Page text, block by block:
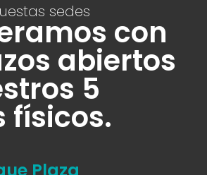
sedes
con
abiertos
5
físicos.